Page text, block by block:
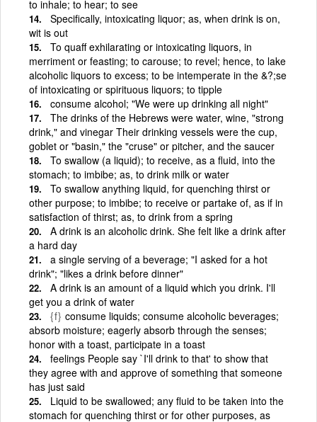
to inhale; to hear; to see
Specifically, intoxicating liquor; as, when drink is on,
wit is out
To quaff exhilarating or intoxicating liquors, in
merriment or feasting; to carouse; to revel; hence, to lake
alcoholic liquors to excess; to be intemperate in the &?;se
of intoxicating or spirituous liquors; to tipple
consume alcohol; "We were up drinking all night"
The drinks of the Hebrews were water, wine, "strong
drink," and vinegar Their drinking vessels were the cup,
goblet or "basin," the "cruse" or pitcher, and the saucer
To swallow (a liquid); to receive, as a fluid, into the
stomach; to imbibe; as, to drink milk or water
To swallow anything liquid, for quenching thirst or
other purpose; to imbibe; to receive or partake of, as if in
satisfaction of thirst; as, to drink from a spring
A drink is an alcoholic drink. She felt like a drink after
a hard day
a single serving of a beverage; "I asked for a hot
drink"; "likes a drink before dinner"
A drink is an amount of a liquid which you drink. I'll
get you a drink of water
{f} consume liquids; consume alcoholic beverages;
absorb moisture; eagerly absorb through the senses;
honor with a toast, participate in a toast
feelings People say `I'll drink to that' to show that
they agree with and approve of something that someone
has just said
Liquid to be swallowed; any fluid to be taken into the
stomach for quenching thirst or for other purposes, as